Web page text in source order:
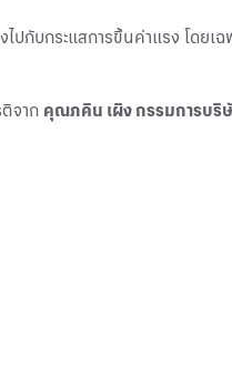
กับกระแสการขึ้นค่าแรง โดยเ
ติจาก คุณภคิน เผิง กรรมการบ